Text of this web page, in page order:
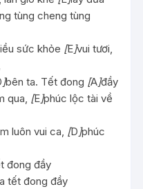
tùng cheng tùng
sức khỏe [E]vui tươi,
]bên ta. Tết đong [A]đầy
qua, [E]phúc lộc tài về
luôn vui ca, [D]phúc
đong đầy
tết đong đầy